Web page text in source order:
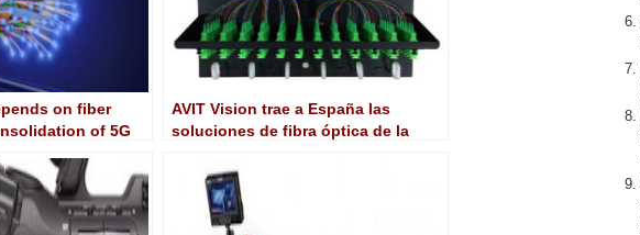
on fiber
of 5G
AVIT Vision trae a España las
soluciones de fibra óptica de la
Technology